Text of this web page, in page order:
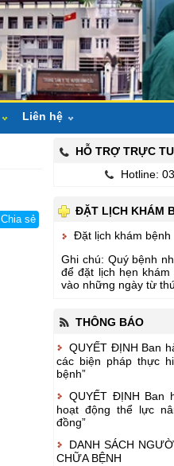
Lịch trực
luật
chỉ đạo điều hành
Liên hệ
Email & ĐT liên lạc
Chia sẻ
HỖ TRỢ TRỰC
Hotline:
ĐẶT LỊCH KHÁM
Đặt lịch khám bệnh
Ghi chú: Quý bệnh
để đặt lịch hẹn
vào những ngày từ
THÔNG BÁO
QUYẾT ĐỊNH Ban
các biện pháp thực
bệnh”
QUYẾT ĐỊNH Ban
hoạt động thể lực
đồng”
DANH SÁCH
CHỮA BỆNH